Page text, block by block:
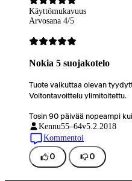
Käyttömukavuus
Arvosana 4/5
Nokia 5 suojakotelo
Tuote vaikuttaa olevan
Voitontavoittelu ylimitoitettu.
Tosin 90 päivää nopeampi
Kennu55–64v5.2.2018
Kommentoi
0 0